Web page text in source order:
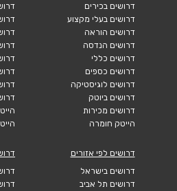
דרושים בכירים
דרושים בעלי מקצוע
דרושים הוראה
דרושים הנדסה
דרושים כללי
דרושים כספים
דרושים לוגיסטיקה
דרושים ביוטק
דרושים מכירות
הייטק חומרה
דרושים לפי אזורים
דרושים בישראל
דרושים תל אביב